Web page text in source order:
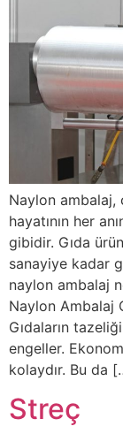
Naylon ambalaj,
hayatının her
gibidir. Gıda
sanayiye kadar
naylon ambalaj
Naylon Ambalaj
Gıdaların
engeller.
kolaydır. Bu da
Streç